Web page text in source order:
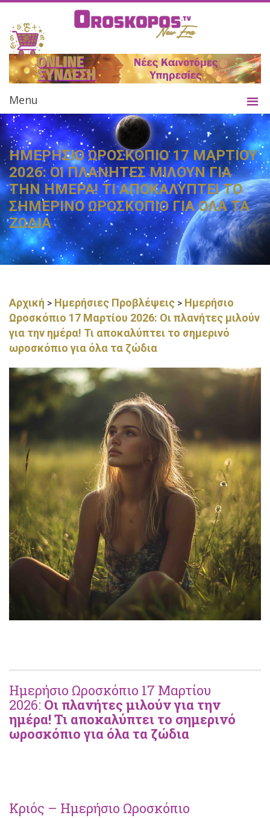
Menu
ΗΜΕΡΗΣΙΟ ΩΡΟΣΚΟΠΙΟ 17 ΜΑΡΤΙΟΥ
2026: ΟΙ ΠΛΑΝΗΤΕΣ ΜΙΛΟΥΝ ΓΙΑ
ΤΗΝ ΗΜΕΡΑ! ΤΙ ΑΠΟΚΑΛΥΠΤΕΙ ΤΟ
ΣΗΜΕΡΙΝΟ ΩΡΟΣΚΟΠΙΟ ΓΙΑ ΟΛΑ ΤΑ
ΖΩΔΙΑ
Αρχική > Ημερήσιες Προβλέψεις > Ημερήσιο
Ωροσκόπιο 17 Μαρτίου 2026: Οι πλανήτες μιλούν
για την ημέρα! Τι αποκαλύπτει το σημερινό
ωροσκόπιο για όλα τα ζώδια
Ημερήσιο Ωροσκόπιο 17 Μαρτίου
2026: Οι πλανήτες μιλούν για την
ημέρα! Τι αποκαλύπτει το σημερινό
ωροσκόπιο για όλα τα ζώδια
Κριός – Ημερήσιο Ωροσκόπιο